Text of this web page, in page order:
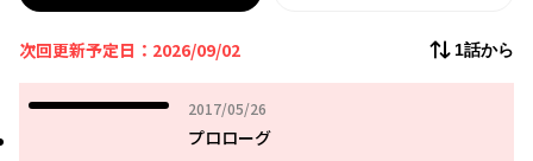
次回更新予定日：2026/09/02 1話から
2017/05/26
2017年05月26日
プロローグ